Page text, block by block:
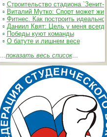
▫ Строительство стадиона `Зенит-
▫ Виталий Мутко: Спорт может
▫ Фитнес. Как построить идеальное
▫ Даниил Квят: Цель у меня
▫ Победы куют команды
▫ О батуте и лишнем весе
...показать весь список...